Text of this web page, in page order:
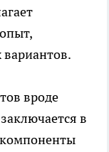
вроде
заключается в